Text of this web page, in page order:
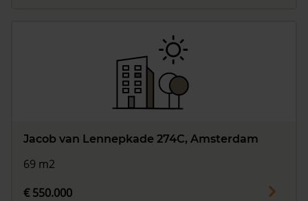
Jacob van Lennepkade 274C, Amsterdam
69 m2
€ 550.000